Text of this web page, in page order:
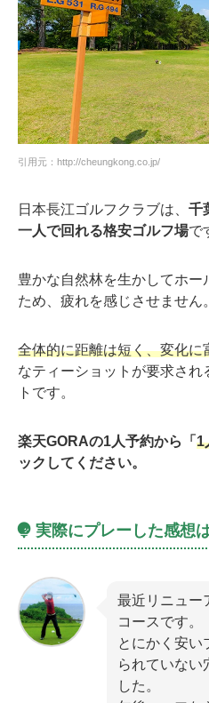
引用元：http://cheungkong.co.jp/
日本長江ゴルフクラブは、 千
一人で回れる格安ゴルフ場で
豊かな自然林を生かしてホ
ため、疲れを感じさせません。
全体的に距離は短く、変化に
なティーショットが要求され
トです。
楽天GORAの1人予約から「 1
ックしてください。
実際にプレーした感想
最近リニュー
コースです。
とにかく安い
られていない
した。